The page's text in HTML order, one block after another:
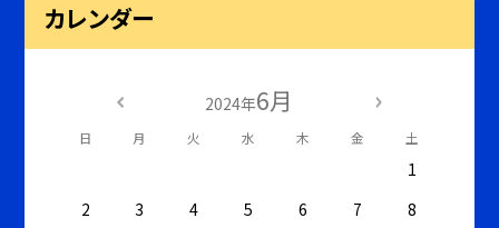
カレンダー
2024年6月
日 月 火 水 木 金 土
1
2
3 4 5 6 7
8